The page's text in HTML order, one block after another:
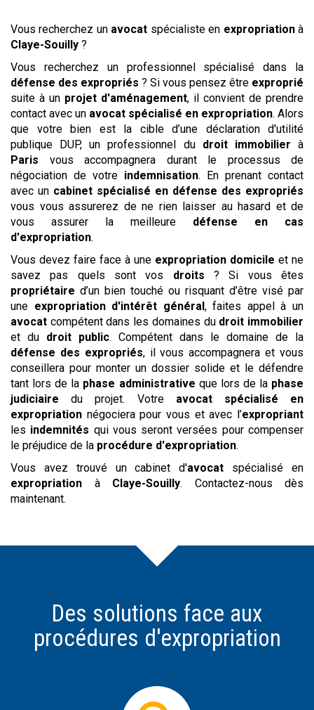
Vous recherchez un avocat spécialiste en expropriation à
Claye-Souilly ?
Vous recherchez un professionnel spécialisé dans la
défense des expropriés ? Si vous pensez être exproprié
suite à un projet d'aménagement, il convient de prendre
contact avec un avocat spécialisé en expropriation. Alors
que votre bien est la cible d’une déclaration d'utilité
publique DUP, un professionnel du droit immobilier à
Paris vous accompagnera durant le processus de
négociation de votre indemnisation. En prenant contact
avec un cabinet spécialisé en défense des expropriés
vous vous assurerez de ne rien laisser au hasard et de
vous assurer la meilleure défense en cas
d'expropriation.
Vous devez faire face à une expropriation domicile et ne
savez pas quels sont vos droits ? Si vous êtes
propriétaire d’un bien touché ou risquant d’être visé par
une expropriation d'intérêt général , faites appel à un
avocat compétent dans les domaines du droit immobilier
et du droit public. Compétent dans le domaine de la
défense des expropriés, il vous accompagnera et vous
conseillera pour monter un dossier solide et le défendre
tant lors de la phase administrative que lors de la phase
judiciaire du projet. Votre avocat spécialisé en
expropriation négociera pour vous et avec l’expropriant
les indemnités qui vous seront versées pour compenser
le préjudice de la procédure d'expropriation.
Vous avez trouvé un cabinet d'avocat spécialisé en
expropriation à Claye-Souilly. Contactez-nous dès
maintenant.
Des solutions face aux
procédures d'expropriation